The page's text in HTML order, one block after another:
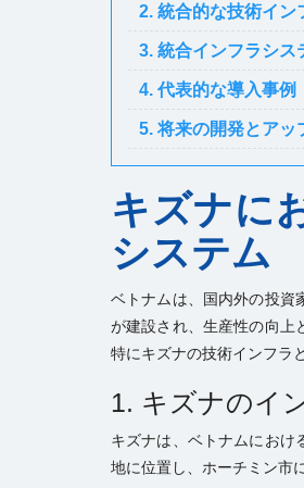
2. 統合的な技術イン
3. 統合インフラシス
4. 代表的な導入事例
5. 将来の開発とアッ
キズナに
システム
ベトナムは、国内外の投資
が建設され、生産性の向上
特にキズナの技術インフラ
1. キズナのイ
キズナは、ベトナムにおけ
地に位置し、ホーチミン市